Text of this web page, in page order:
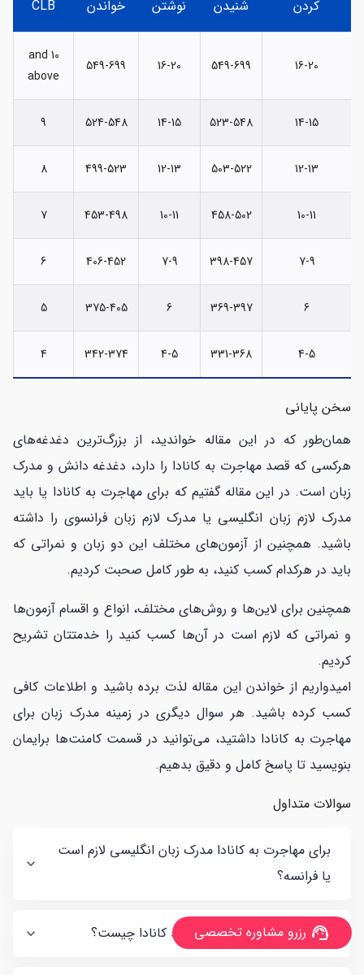
کردن
شنیدن
نوشتن
خواندن
CLB
16-20
549-699
16-20
549-699
10 and
above
14-15
523-548
14-15
524-548
9
12-13
503-522
12-13
499-523
8
10-11
458-502
10-11
453-498
7
7-9
398-457
7-9
406-452
6
6
369-397
6
375-405
5
4-5
331-368
4-5
342-374
4
سخن پایانی
همان‌طور که در این مقاله خواندید، از بزرگ‌ترین دغدغه‌های
هرکسی که قصد مهاجرت به کانادا را دارد، دغدغه دانش و مدرک
زبان است. در این مقاله گفتیم که برای مهاجرت به کانادا یا باید
مدرک لازم زبان انگلیسی یا مدرک لازم زبان فرانسوی را داشته
باشید. همچنین از آزمون‌های مختلف این دو زبان و نمراتی که
باید در هرکدام کسب کنید، به طور کامل صحبت کردیم.
همچنین برای لاین‌ها و روش‌های مختلف، انواع و اقسام آزمون‌ها
و نمراتی که لازم است در آن‌ها کسب کنید را خدمتتان تشریح
کردیم.
امیدواریم از خواندن این مقاله لذت برده باشید و اطلاعات کافی
کسب کرده باشید. هر سوال دیگری در زمینه مدرک زبان برای
مهاجرت به کانادا داشتید، می‌توانید در قسمت کامنت‌ها برایمان
بنویسید تا پاسخ کامل و دقیق بدهیم.
سوالات متداول
برای مهاجرت به کانادا مدرک زبان انگلیسی لازم است
یا فرانسه؟
آزمون زبان انگلیسی مورد تائید کانادا چیست؟
support_agent رزرو مشاوره تخصصی